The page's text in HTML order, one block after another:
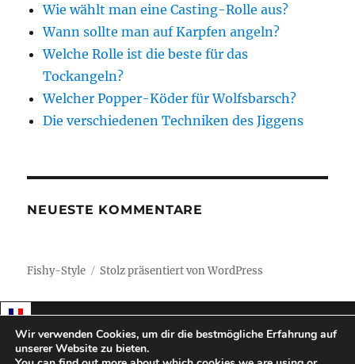
Wie wählt man eine Casting-Rolle aus?
Wann sollte man auf Karpfen angeln?
Welche Rolle ist die beste für das
Tockangeln?
Welcher Popper-Köder für Wolfsbarsch?
Die verschiedenen Techniken des Jiggens
NEUESTE KOMMENTARE
Fishy-Style Stolz präsentiert von WordPress
Wir verwenden Cookies, um dir die bestmögliche Erfahrung auf
unserer Website zu bieten.